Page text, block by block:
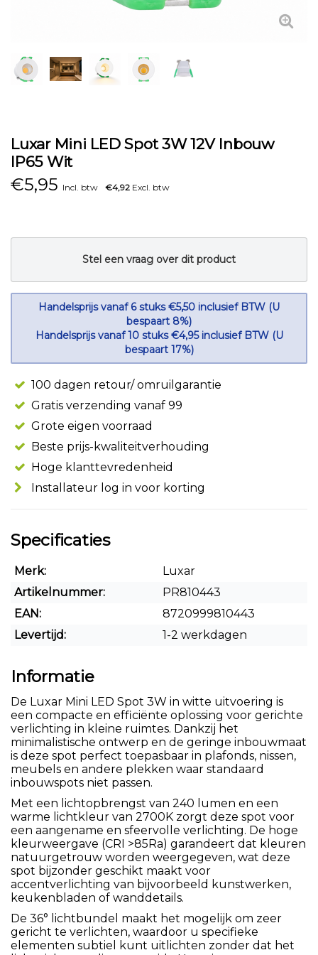
Luxar Mini LED Spot 3W 12V Inbouw
IP65 Wit
€5,95 Incl. btw €4,92 Excl. btw
Stel een vraag over dit product
Handelsprijs vanaf 6 stuks €5,50 inclusief BTW (U
bespaart 8%)
Handelsprijs vanaf 10 stuks €4,95 inclusief BTW (U
bespaart 17%)
100 dagen retour/ omruilgarantie
Gratis verzending vanaf 99
Grote eigen voorraad
Beste prijs-kwaliteitverhouding
Hoge klanttevredenheid
Installateur log in voor korting
Specificaties
Merk:
Luxar
Artikelnummer:
PR810443
EAN:
8720999810443
Levertijd:
1-2 werkdagen
Informatie
De Luxar Mini LED Spot 3W in witte uitvoering is
een compacte en efficiënte oplossing voor gerichte
verlichting in kleine ruimtes. Dankzij het
minimalistische ontwerp en de geringe inbouwmaat
is deze spot perfect toepasbaar in plafonds, nissen,
meubels en andere plekken waar standaard
inbouwspots niet passen.
Met een lichtopbrengst van 240 lumen en een
warme lichtkleur van 2700K zorgt deze spot voor
een aangename en sfeervolle verlichting. De hoge
kleurweergave (CRI >85Ra) garandeert dat kleuren
natuurgetrouw worden weergegeven, wat deze
spot bijzonder geschikt maakt voor
accentverlichting van bijvoorbeeld kunstwerken,
keukenbladen of wanddetails.
De 36° lichtbundel maakt het mogelijk om zeer
gericht te verlichten, waardoor u specifieke
elementen subtiel kunt uitlichten zonder dat het